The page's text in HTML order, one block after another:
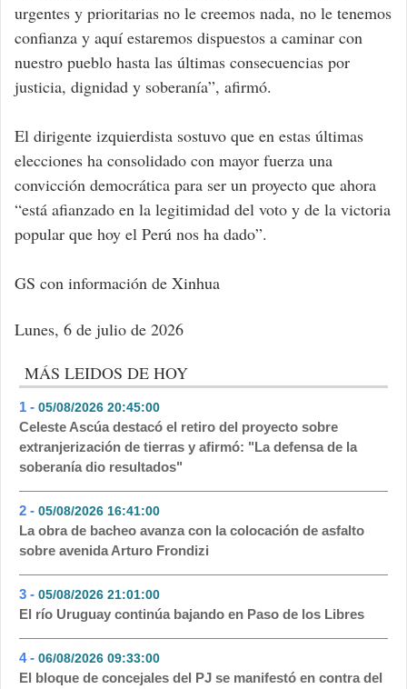
urgentes y prioritarias no le creemos nada, no le tenemos
confianza y aquí estaremos dispuestos a caminar con
nuestro pueblo hasta las últimas consecuencias por
justicia, dignidad y soberanía”, afirmó.
El dirigente izquierdista sostuvo que en estas últimas
elecciones ha consolidado con mayor fuerza una
convicción democrática para ser un proyecto que ahora
“está afianzado en la legitimidad del voto y de la victoria
popular que hoy el Perú nos ha dado”.
GS con información de Xinhua
Lunes, 6 de julio de 2026
MÁS LEIDOS DE HOY
1 - 05/08/2026 20:45:00
Celeste Ascúa destacó el retiro del proyecto sobre
extranjerización de tierras y afirmó: "La defensa de la
soberanía dio resultados"
2 - 05/08/2026 16:41:00
La obra de bacheo avanza con la colocación de asfalto
sobre avenida Arturo Frondizi
3 - 05/08/2026 21:01:00
El río Uruguay continúa bajando en Paso de los Libres
4 - 06/08/2026 09:33:00
El bloque de concejales del PJ se manifestó en contra del